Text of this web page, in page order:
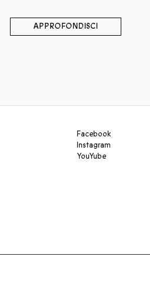
APPROFONDISCI
Facebook
Instagram
YouYube